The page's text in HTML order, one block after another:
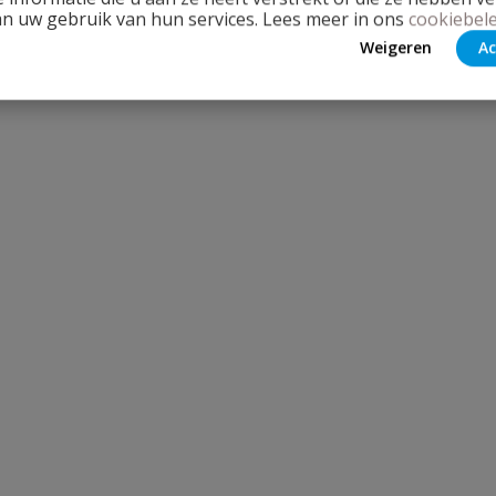
uw gebruik van hun services. Lees meer in ons
Weigeren